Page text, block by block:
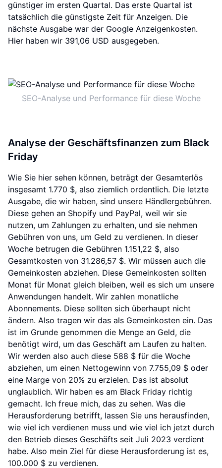
günstiger im ersten Quartal. Das erste Quartal ist
tatsächlich die günstigste Zeit für Anzeigen. Die
nächste Ausgabe war der Google Anzeigenkosten.
Hier haben wir 391,06 USD ausgegeben.
SEO-Analyse und Performance für diese Woche
Analyse der Geschäftsfinanzen zum Black
Friday
Wie Sie hier sehen können, beträgt der Gesamterlös
insgesamt 1.770 $, also ziemlich ordentlich. Die letzte
Ausgabe, die wir haben, sind unsere Händlergebühren.
Diese gehen an Shopify und PayPal, weil wir sie
nutzen, um Zahlungen zu erhalten, und sie nehmen
Gebühren von uns, um Geld zu verdienen. In dieser
Woche betrugen die Gebühren 1.151,22 $, also
Gesamtkosten von 31.286,57 $. Wir müssen auch die
Gemeinkosten abziehen. Diese Gemeinkosten sollten
Monat für Monat gleich bleiben, weil es sich um unsere
Anwendungen handelt. Wir zahlen monatliche
Abonnements. Diese sollten sich überhaupt nicht
ändern. Also tragen wir das als Gemeinkosten ein. Das
ist im Grunde genommen die Menge an Geld, die
benötigt wird, um das Geschäft am Laufen zu halten.
Wir werden also auch diese 588 $ für die Woche
abziehen, um einen Nettogewinn von 7.755,09 $ oder
eine Marge von 20% zu erzielen. Das ist absolut
unglaublich. Wir haben es am Black Friday richtig
gemacht. Ich freue mich, das zu sehen. Was die
Herausforderung betrifft, lassen Sie uns herausfinden,
wie viel ich verdienen muss und wie viel ich jetzt durch
den Betrieb dieses Geschäfts seit Juli 2023 verdient
habe. Also mein Ziel für diese Herausforderung ist es,
100.000 $ zu verdienen.